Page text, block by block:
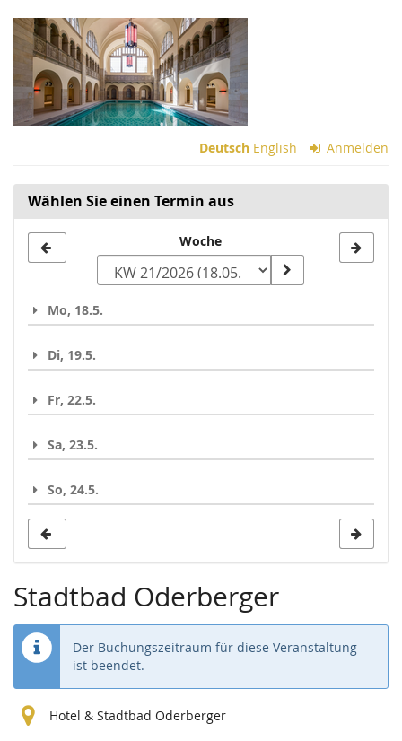
Zum
Haupt-
Inhalt
springen
Deutsch English Anmelden
Wählen Sie einen Termin aus
zur
auswählen
Woche
Mo, 18.5.
Di, 19.5.
Fr, 22.5.
Sa, 23.5.
So, 24.5.
Stadtbad Oderberger
Der Buchungszeitraum für diese Veranstaltung
ist beendet.
Hotel & Stadtbad Oderberger